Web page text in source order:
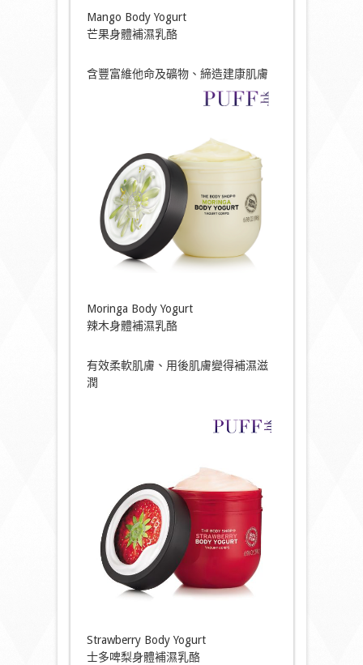
Mango Body Yogurt
芒果身體補濕乳酪
含豐富維他命及礦物、締造建康肌膚
Moringa Body Yogurt
辣木身體補濕乳酪
有效柔軟肌膚、用後肌膚變得補濕滋
潤
Strawberry Body Yogurt
士多啤梨身體補濕乳酪